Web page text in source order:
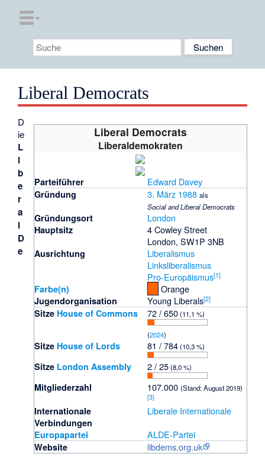
Liberal Democrats
Liberal Democrats
Liberaldemokraten
Parteiführer Edward Davey
Gründung 3. März 1988 als
Social and Liberal Democrats
Gründungsort London
Hauptsitz
4 Cowley Street
London, SW1P 3NB
Ausrichtung
Liberalismus
Linksliberalismus
Pro-Europäismus[1]
Farbe(n) Orange
Jugendorganisation Young Liberals[2]
Sitze House of Commons 72 / 650(11,1 %)
(2024)
Sitze House of Lords 81 / 784(10,3 %)
Sitze London Assembly 2 / 25(8,0 %)
Mitglieder­zahl 107.000 (Stand: August 2019)
[3]
Internationale
Verbindungen
Liberale Internationale
Europapartei ALDE-Partei
Website libdems.org.uk
D
ie
L
i
b
e
r
a
l
D
e